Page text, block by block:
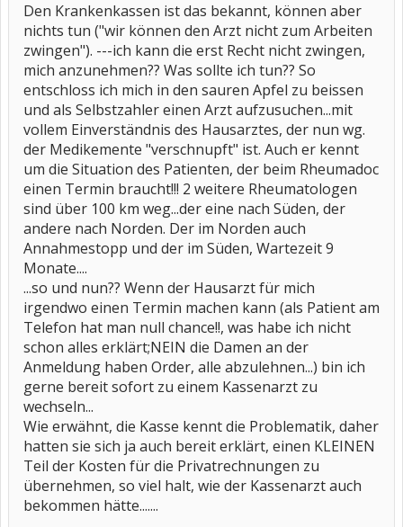
Den Krankenkassen ist das bekannt, können aber
nichts tun ("wir können den Arzt nicht zum Arbeiten
zwingen"). ---ich kann die erst Recht nicht zwingen,
mich anzunehmen?? Was sollte ich tun?? So
entschloss ich mich in den sauren Apfel zu beissen
und als Selbstzahler einen Arzt aufzusuchen...mit
vollem Einverständnis des Hausarztes, der nun wg.
der Medikemente "verschnupft" ist. Auch er kennt
um die Situation des Patienten, der beim Rheumadoc
einen Termin braucht!!! 2 weitere Rheumatologen
sind über 100 km weg...der eine nach Süden, der
andere nach Norden. Der im Norden auch
Annahmestopp und der im Süden, Wartezeit 9
Monate....
...so und nun?? Wenn der Hausarzt für mich
irgendwo einen Termin machen kann (als Patient am
Telefon hat man null chance!!, was habe ich nicht
schon alles erklärt;NEIN die Damen an der
Anmeldung haben Order, alle abzulehnen...) bin ich
gerne bereit sofort zu einem Kassenarzt zu
wechseln...
Wie erwähnt, die Kasse kennt die Problematik, daher
hatten sie sich ja auch bereit erklärt, einen KLEINEN
Teil der Kosten für die Privatrechnungen zu
übernehmen, so viel halt, wie der Kassenarzt auch
bekommen hätte.......